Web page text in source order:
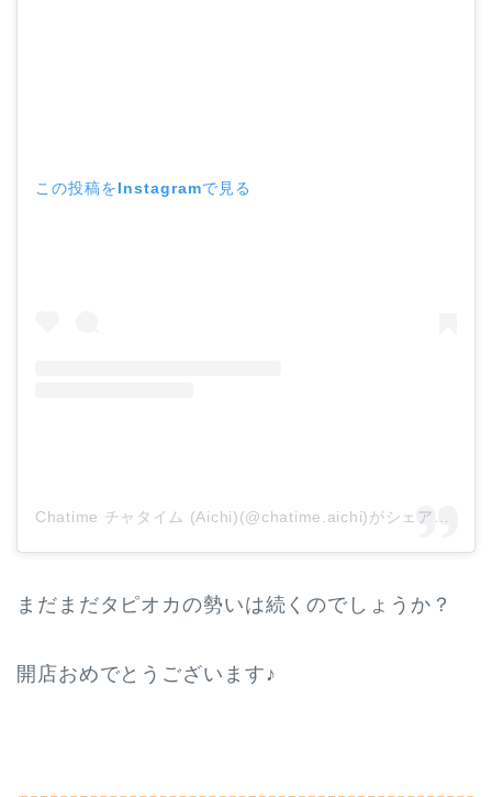
この投稿をInstagramで見る
まだまだタピオカの勢いは続くのでしょうか？
開店おめでとうございます♪